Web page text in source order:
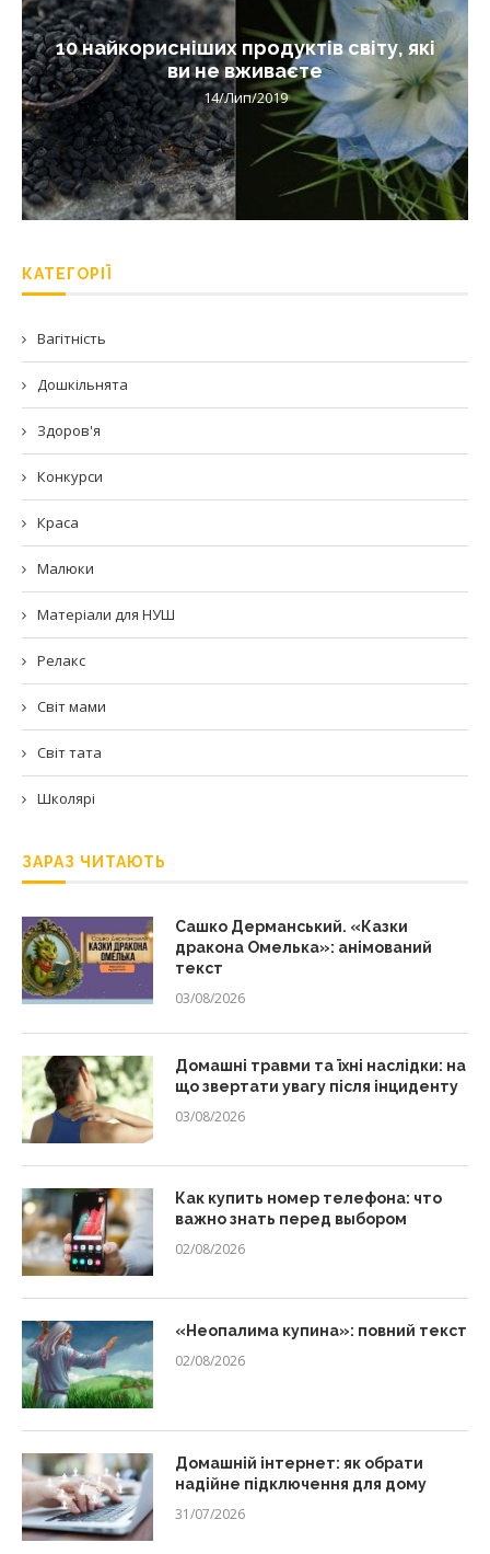
10 найкорисніших продуктів світу, які
ви не вживаєте
14/Лип/2019
КАТЕГОРІЇ
Вагітність
Дошкільнята
Здоров'я
Конкурси
Краса
Малюки
Матеріали для НУШ
Релакс
Світ мами
Світ тата
Школярі
ЗАРАЗ ЧИТАЮТЬ
Сашко Дерманський. «Казки
дракона Омелька»: анімований
текст
03/08/2026
Домашні травми та їхні наслідки: на
що звертати увагу після інциденту
03/08/2026
Как купить номер телефона: что
важно знать перед выбором
02/08/2026
«Неопалима купина»: повний текст
02/08/2026
Домашній інтернет: як обрати
надійне підключення для дому
31/07/2026